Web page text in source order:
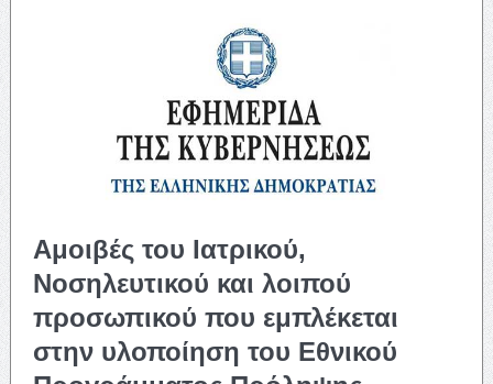
Αμοιβές του Ιατρικού,
Νοσηλευτικού και λοιπού
προσωπικού που εμπλέκεται
στην υλοποίηση του Εθνικού